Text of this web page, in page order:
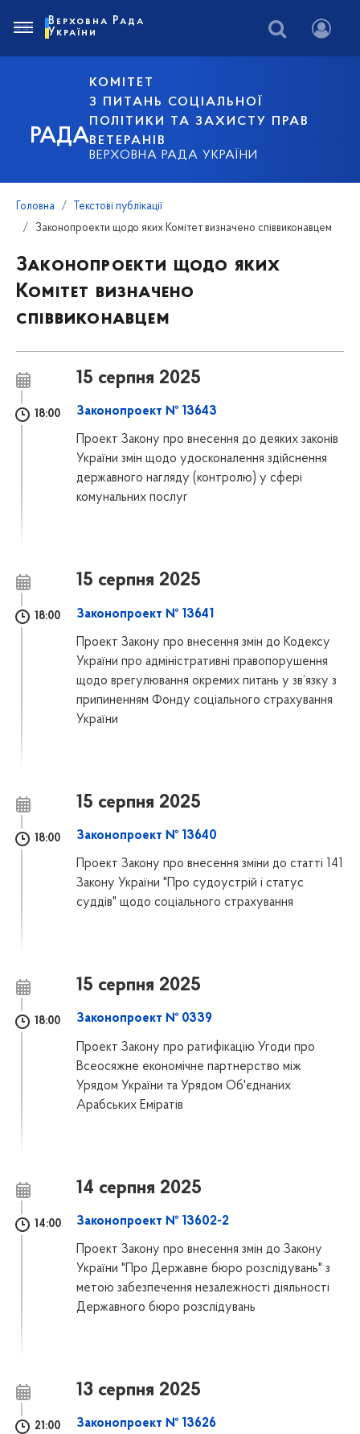
РАДА
КОМІТЕТ
З ПИТАНЬ СОЦІАЛЬНОЇ
ПОЛІТИКИ ТА ЗАХИСТУ ПРАВ
ВЕТЕРАНІВ
ВЕРХОВНА РАДА УКРАЇНИ
Верховна Рада
України
Головна
Текстові публікації
Законопроекти щодо яких Комітет визначено співвиконавцем
Законопроекти щодо яких
Комітет визначено
співвиконавцем
15 серпня 2025
18:00 Законопроект № 13643
Проект Закону про внесення до деяких законів
України змін щодо удосконалення здійснення
державного нагляду (контролю) у сфері
комунальних послуг
15 серпня 2025
18:00 Законопроект № 13641
Проект Закону про внесення змін до Кодексу
України про адміністративні правопорушення
щодо врегулювання окремих питань у зв’язку з
припиненням Фонду соціального страхування
України
15 серпня 2025
18:00 Законопроект № 13640
Проект Закону про внесення зміни до статті 141
Закону України "Про судоустрій і статус
суддів" щодо соціального страхування
15 серпня 2025
18:00 Законопроект № 0339
Проект Закону про ратифікацію Угоди про
Всеосяжне економічне партнерство між
Урядом України та Урядом Об'єднаних
Арабських Еміратів
14 серпня 2025
14:00 Законопроект № 13602-2
Проект Закону про внесення змін до Закону
України "Про Державне бюро розслідувань" з
метою забезпечення незалежності діяльності
Державного бюро розслідувань
13 серпня 2025
21:00 Законопроект № 13626